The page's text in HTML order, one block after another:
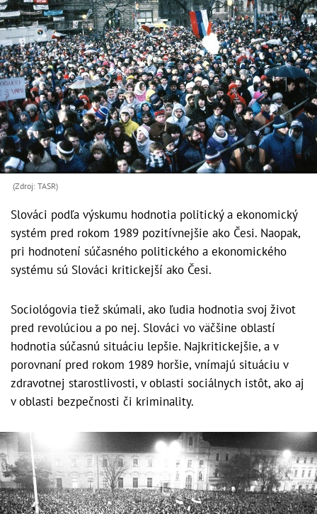
(Zdroj: TASR)
Slováci podľa výskumu hodnotia politický a ekonomický
systém pred rokom 1989 pozitívnejšie ako Česi. Naopak,
pri hodnotení súčasného politického a ekonomického
systému sú Slováci kritickejší ako Česi.
Sociológovia tiež skúmali, ako ľudia hodnotia svoj život
pred revolúciou a po nej. Slováci vo väčšine oblastí
hodnotia súčasnú situáciu lepšie. Najkritickejšie, a v
porovnaní pred rokom 1989 horšie, vnímajú situáciu v
zdravotnej starostlivosti, v oblasti sociálnych istôt, ako aj
v oblasti bezpečnosti či kriminality.